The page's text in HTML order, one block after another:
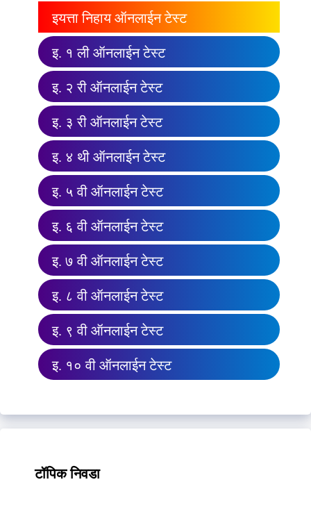
इयत्ता निहाय ऑनलाईन टेस्ट
इ. १ ली ऑनलाईन टेस्ट
इ. २ री ऑनलाईन टेस्ट
इ. ३ री ऑनलाईन टेस्ट
इ. ४ थी ऑनलाईन टेस्ट
इ. ५ वी ऑनलाईन टेस्ट
इ. ६ वी ऑनलाईन टेस्ट
इ. ७ वी ऑनलाईन टेस्ट
इ. ८ वी ऑनलाईन टेस्ट
इ. ९ वी ऑनलाईन टेस्ट
इ. १० वी ऑनलाईन टेस्ट
टॉपिक निवडा